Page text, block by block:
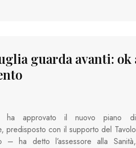
guarda avanti: ok
ha approvato il nuovo piano di
predisposto con il supporto del Tavolo
– ha detto l’assessore alla Sanità,